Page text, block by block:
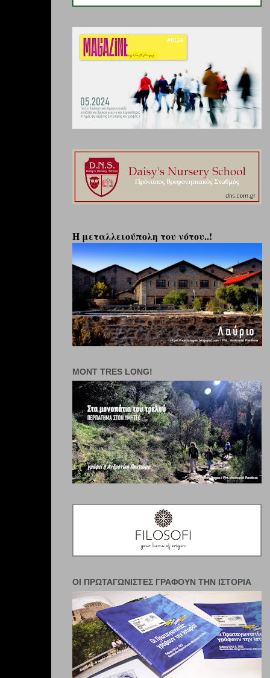
Η μεταλλειούπολη του νότου..!
MONT TRES LONG!
ΟΙ ΠΡΩΤΑΓΩΝΙΣΤΈΣ ΓΡΆΦΟΥΝ ΤΗΝ ΙΣΤΟΡΊΑ